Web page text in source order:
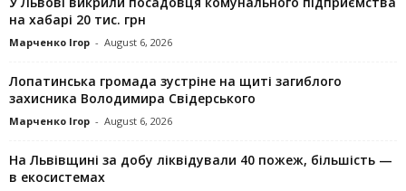
на хабарі 20 тис. грн
Марченко Ігор - August 6, 2026
Лопатинська громада зустріне на щиті загиблого
захисника Володимира Свідерського
Марченко Ігор - August 6, 2026
На Львівщині за добу ліквідували 40 пожеж, більшість —
в екосистемах